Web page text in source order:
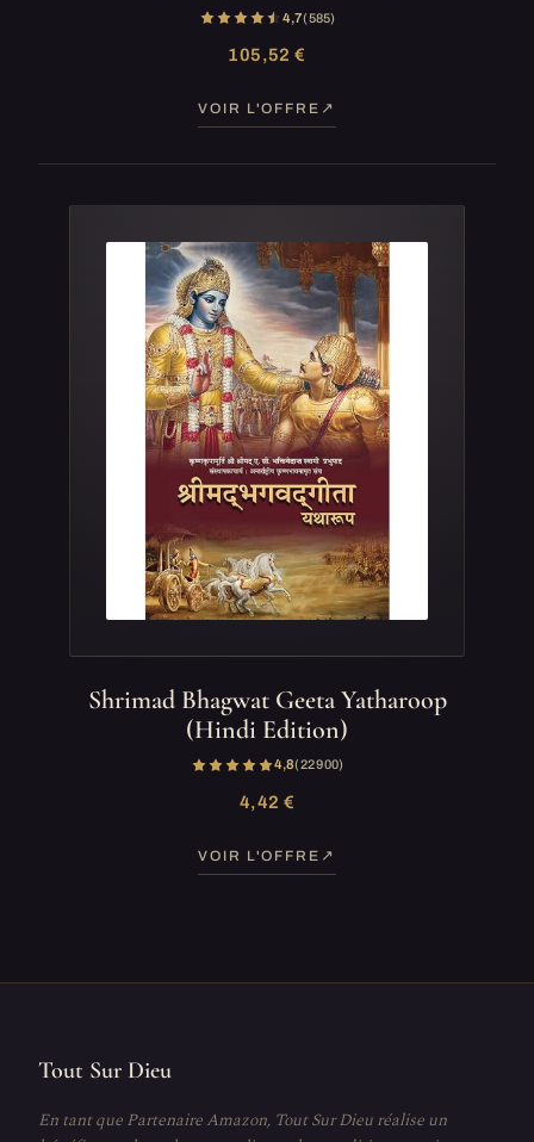
4,7(585)
105,52 €
VOIR L'OFFRE
Shrimad Bhagwat Geeta Yatharoop
(Hindi Edition)
4,8(22 900)
4,42 €
VOIR L'OFFRE
Tout Sur Dieu
En tant que Partenaire Amazon, Tout Sur Dieu réalise un